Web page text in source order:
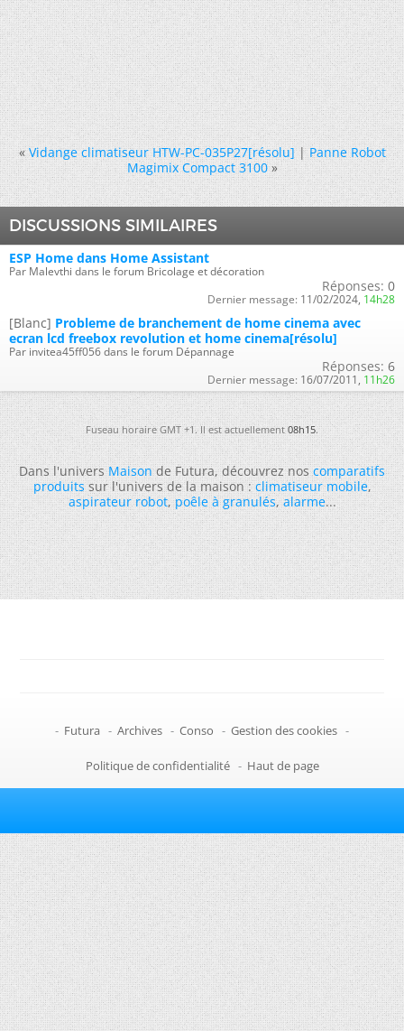
« Vidange climatiseur HTW-PC-035P27[résolu]|Panne Robot
Magimix Compact 3100 »
DISCUSSIONS SIMILAIRES
ESP Home dans Home Assistant
Par Malevthi dans le forum Bricolage et décoration
Réponses: 0
Dernier message: 11/02/2024, 14h28
[Blanc] Probleme de branchement de home cinema avec
ecran lcd freebox revolution et home cinema[résolu]
Par invitea45ff056 dans le forum Dépannage
Réponses: 6
Dernier message: 16/07/2011, 11h26
Fuseau horaire GMT +1. Il est actuellement08h15.
Dans l'universMaisonde Futura, découvrez noscomparatifs
produitssur l'univers de la maison :climatiseur mobile,
aspirateur robot,poêle à granulés,alarme...
- Futura - Archives - Conso - Gestion des cookies -
Politique de confidentialité - Haut de page